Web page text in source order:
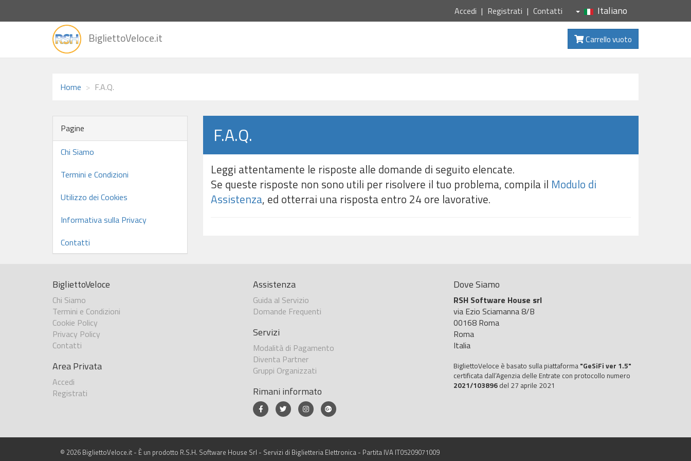
Accedi Registrati Contatti Italiano
alla
BigliettoVeloce.it Carrello vuoto
Home F.A.Q.
Pagine
Chi Siamo
Termini e Condizioni
Utilizzo dei Cookies
Informativa sulla Privacy
Contatti
F.A.Q.
Leggi attentamente le risposte alle domande di seguito elencate.
Se queste risposte non sono utili per risolvere il tuo problema, compila il Modulo di
Assistenza, ed otterrai una risposta entro 24 ore lavorative.
BigliettoVeloce
Chi Siamo
Termini e Condizioni
Cookie Policy
Privacy Policy
Contatti
Area Privata
Accedi
Registrati
Assistenza
Guida al Servizio
Domande Frequenti
Servizi
Modalità di Pagamento
Diventa Partner
Gruppi Organizzati
Rimani informato
Dove Siamo
RSH Software House srl
via Ezio Sciamanna 8/B
00168 Roma
Roma
Italia
BigliettoVeloce è basato sulla piattaforma "GeSiFi ver 1.5"
certificata dall’Agenzia delle Entrate con protocollo numero
2021/103896 del 27 aprile 2021
© 2026 BigliettoVeloce.it - È un prodotto R.S.H. Software House Srl - Servizi di Biglietteria Elettronica - Partita IVA IT05209071009